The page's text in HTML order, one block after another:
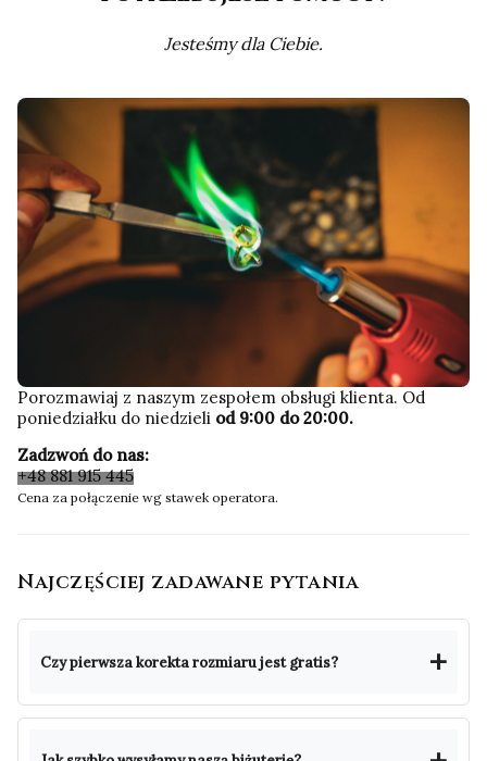
Jesteśmy dla Ciebie.
Porozmawiaj z naszym zespołem obsługi klienta. Od
poniedziałku do niedzieli od 9:00 do 20:00.
Zadzwoń do nas:
+48 881 915 445
Cena za połączenie wg stawek operatora.
Najczęściej zadawane pytania
Czy pierwsza korekta rozmiaru jest gratis?